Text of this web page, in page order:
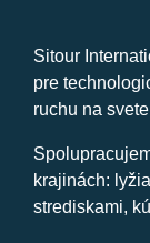
Sitour
pre
ruchu na
krajinách:
strediskami,